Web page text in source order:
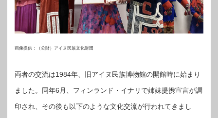
画像提供：（公財）アイヌ民族文化財団
両者の交流は1984年、旧アイヌ民族博物館の開館時に始まり
ました。同年6月、フィンランド・イナリで姉妹提携宣言が調
印され、その後も以下のような文化交流が行われてきまし